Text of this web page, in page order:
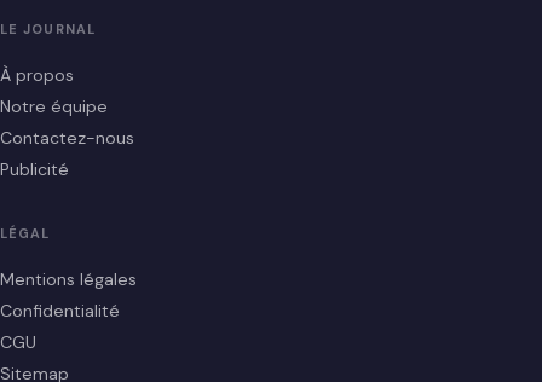
LE JOURNAL
À propos
Notre équipe
Contactez-nous
Publicité
LÉGAL
Mentions légales
Confidentialité
CGU
Sitemap